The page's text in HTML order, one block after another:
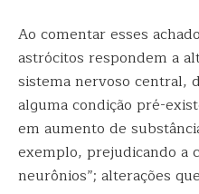
Ao comentar esses
astrócitos respondem a
sistema nervoso central,
alguma condição pré-
em aumento de
exemplo, prejudicando a
neurônios”; alterações